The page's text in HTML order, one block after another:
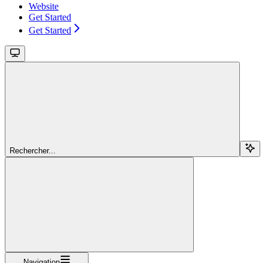
Website
Get Started
Get Started
Rechercher...